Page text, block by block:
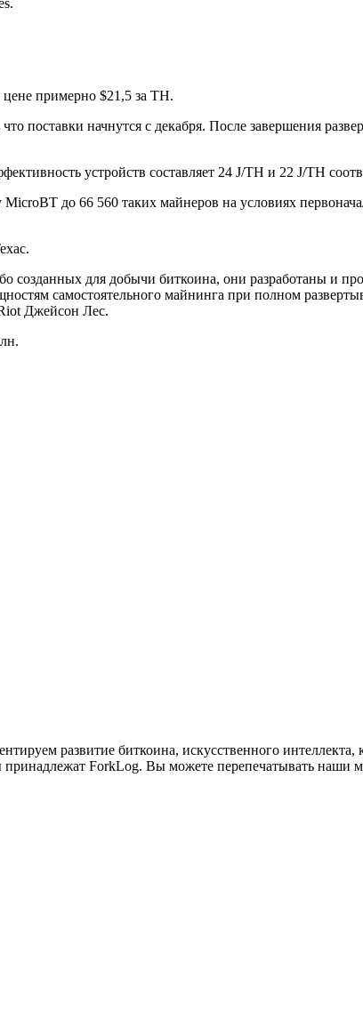
примерно $21,5 за TH.
начнутся с декабря. После завершения
устройств составляет 24 J/TH и 22 J/TH
до 66 560 таких майнеров на условиях
для добычи биткоина, они разработаны и
самостоятельного майнинга при полном
Джейсон Лес.
развитие биткоина, искусственного интеллекта,
ForkLog. Вы можете перепечатывать наши